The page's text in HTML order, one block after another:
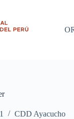
CDD Ayacucho